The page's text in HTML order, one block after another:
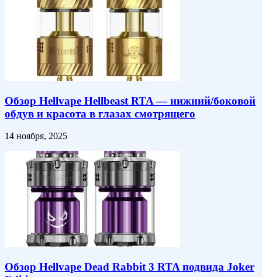
Обзор Hellvape Hellbeast RTA — нижний/боковой
обдув и красота в глазах смотрящего
14 ноября, 2025
Обзор Hellvape Dead Rabbit 3 RTA подвида Joker